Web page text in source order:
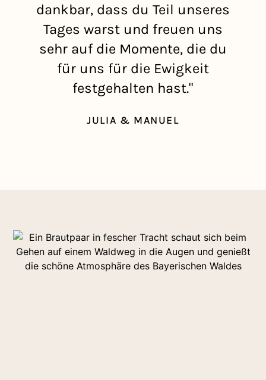
dankbar, dass du Teil unseres
Tages warst und freuen uns
sehr auf die Momente, die du
für uns für die Ewigkeit
festgehalten hast."
JULIA & MANUEL